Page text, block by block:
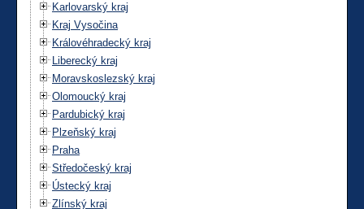
Karlovarský kraj
Kraj Vysočina
Královéhradecký kraj
Liberecký kraj
Moravskoslezský kraj
Olomoucký kraj
Pardubický kraj
Plzeňský kraj
Praha
Středočeský kraj
Ústecký kraj
Zlínský kraj